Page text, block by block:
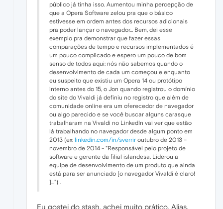
público já tinha isso. Aumentou minha percepção de
que a Opera Software zelou pra que o básico
estivesse em ordem antes dos recursos adicionais
pra poder lançar o navegador... Bem, dei esse
exemplo pra demonstrar que fazer essas
comparações de tempo e recursos implementados é
um pouco complicado e espero um pouco de bom
senso de todos aqui: nós não sabemos quando o
desenvolvimento de cada um começou e enquanto
eu suspeito que existiu um Opera 14 ou protótipo
interno antes do 15, o Jon quando registrou o domínio
do site do Vivaldi já definiu no registro que além de
comunidade online era um oferecedor de navegador
ou algo parecido e se você buscar alguns carasque
trabalharam na Vivaldi no LinkedIn vai ver que estão
lá trabalhando no navegador desde algum ponto em
2013 (ex: linkedin.com/in/sverrir outubro de 2013 –
novembro de 2014 - "Responsável pelo projeto de
software e gerente da filial islandesa. Liderou a
equipe de desenvolvimento de um produto que ainda
está para ser anunciado [o navegador Vivaldi é claro!
]...") .
Eu gostei do stash, achei muito prático. Alias,